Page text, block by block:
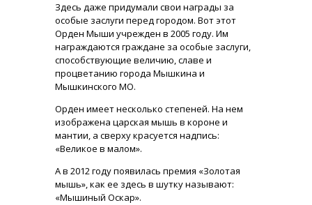
Здесь даже придумали свои награды за
особые заслуги перед городом. Вот этот
Орден Мыши учрежден в 2005 году. Им
награждаются граждане за особые заслуги,
способствующие величию, славе и
процветанию города Мышкина и
Мышкинского МО.
Орден имеет несколько степеней. На нем
изображена царская мышь в короне и
мантии, а сверху красуется надпись:
«Великое в малом».
А в 2012 году появилась премия «Золотая
мышь», как ее здесь в шутку называют:
«Мышиный Оскар».